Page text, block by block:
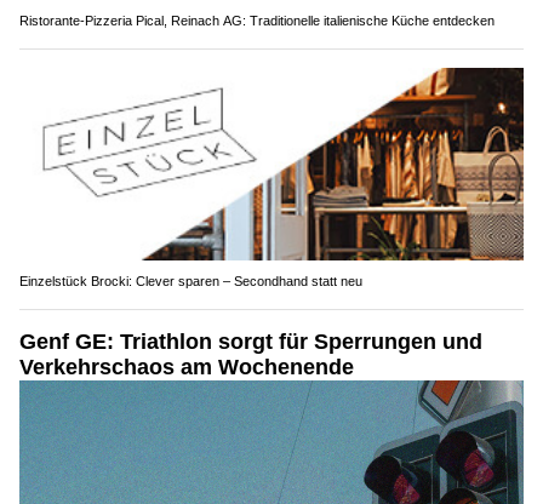
Ristorante-Pizzeria Pical, Reinach AG: Traditionelle italienische Küche entdecken
Einzelstück Brocki: Clever sparen – Secondhand statt neu
Genf GE: Triathlon sorgt für Sperrungen und
Verkehrschaos am Wochenende